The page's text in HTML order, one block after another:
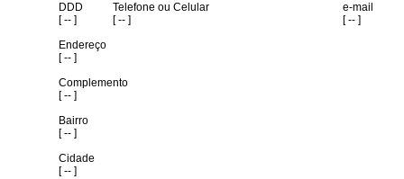
DDD
Telefone ou Celular
e-mail
[ -- ]
[ -- ]
[ -- ]
Endereço
[ -- ]
Complemento
[ -- ]
Bairro
[ -- ]
Cidade
[ -- ]